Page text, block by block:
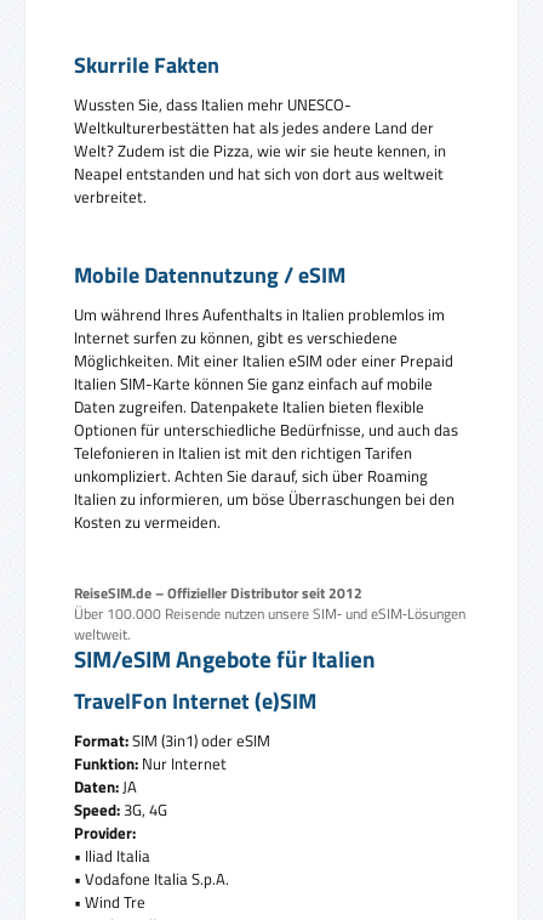
Skurrile Fakten
Wussten Sie, dass Italien mehr UNESCO-
Weltkulturerbestätten hat als jedes andere Land der
Welt? Zudem ist die Pizza, wie wir sie heute kennen, in
Neapel entstanden und hat sich von dort aus weltweit
verbreitet.
Mobile Datennutzung / eSIM
Um während Ihres Aufenthalts in Italien problemlos im
Internet surfen zu können, gibt es verschiedene
Möglichkeiten. Mit einer Italien eSIM oder einer Prepaid
Italien SIM-Karte können Sie ganz einfach auf mobile
Daten zugreifen. Datenpakete Italien bieten flexible
Optionen für unterschiedliche Bedürfnisse, und auch das
Telefonieren in Italien ist mit den richtigen Tarifen
unkompliziert. Achten Sie darauf, sich über Roaming
Italien zu informieren, um böse Überraschungen bei den
Kosten zu vermeiden.
ReiseSIM.de – Offizieller Distributor seit 2012
Über 100.000 Reisende nutzen unsere SIM‑ und eSIM‑Lösungen
weltweit.
SIM/eSIM Angebote für Italien
TravelFon Internet (e)SIM
Format:SIM (3in1) oder eSIM
Funktion: Nur Internet
Daten: JA
Speed:3G, 4G
Provider:
• Iliad Italia
• Vodafone Italia S.p.A.
• Wind Tre